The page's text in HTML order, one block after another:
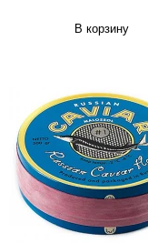
В корзину